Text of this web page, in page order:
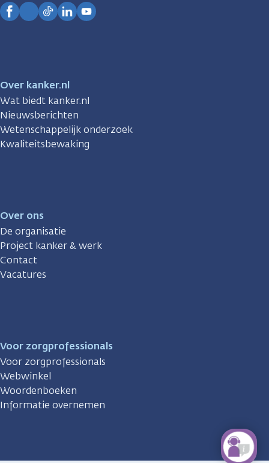
Over kanker.nl
Wat biedt kanker.nl
Nieuwsberichten
Wetenschappelijk onderzoek
Kwaliteitsbewaking
Over ons
De organisatie
Project kanker & werk
Contact
Vacatures
Voor zorgprofessionals
Voor zorgprofessionals
Webwinkel
Woordenboeken
Informatie overnemen